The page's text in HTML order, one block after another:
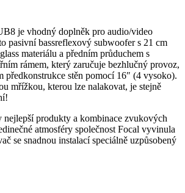
je vhodný doplněk pro audio/video
pasivní bassreflexový subwoofer s 21 cm
materiálu a předním průduchem s
rámem, který zaručuje bezhlučný provoz,
předkonstrukce stěn pomocí 16″ (4 vysoko).
mřížkou, kterou lze nalakovat, je stejně
nejlepší produkty a kombinace zvukových
atmosféry společnost Focal vyvinula
se snadnou instalací speciálně uzpůsobený